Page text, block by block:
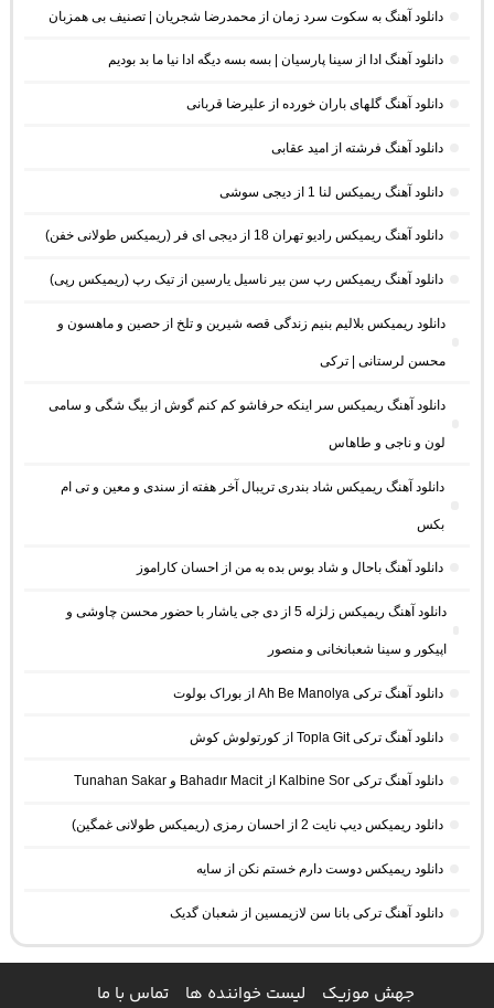
دانلود آهنگ به سکوت سرد زمان از محمدرضا شجریان | تصنیف بی همزبان
دانلود آهنگ ادا از سینا پارسیان | بسه بسه دیگه ادا نیا ما بد بودیم
دانلود آهنگ گلهای باران خورده از علیرضا قربانی
دانلود آهنگ فرشته از امید عقابی
دانلود آهنگ ریمیکس لنا 1 از دیجی سوشی
دانلود آهنگ ریمیکس رادیو تهران 18 از دیجی ای فر (ریمیکس طولانی خفن)
دانلود آهنگ ریمیکس رپ سن بیر ناسیل یارسین از تیک رپ (ریمیکس رپی)
دانلود ریمیکس بلالیم بنیم زندگی قصه شیرین و تلخ از حصین و ماهسون و
محسن لرستانی | ترکی
دانلود آهنگ ریمیکس سر اینکه حرفاشو کم کنم گوش از بیگ شگی و سامی
لون و ناجی و طاهاس
دانلود آهنگ ریمیکس شاد بندری تریبال آخر هفته از سندی و معین و تی ام
بکس
دانلود آهنگ باحال و شاد بوس بده به من از احسان کاراموز
دانلود آهنگ ریمیکس زلزله 5 از دی جی یاشار با حضور محسن چاوشی و
اپیکور و سینا شعبانخانی و منصور
دانلود آهنگ ترکی Ah Be Manolya از بوراک بولوت
دانلود آهنگ ترکی Topla Git از کورتولوش کوش
دانلود آهنگ ترکی Kalbine Sor از Bahadır Macit و Tunahan Sakar
دانلود ریمیکس دیپ نایت 2 از احسان رمزی (ریمیکس طولانی غمگین)
دانلود ریمیکس دوست دارم خستم نکن از سایه
دانلود آهنگ ترکی بانا سن لازیمسین از شعبان گدیک
جهش موزیک لیست خواننده ها تماس با ما